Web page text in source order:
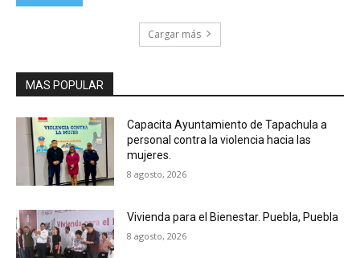
Cargar más
MAS POPULAR
Capacita Ayuntamiento de Tapachula a
personal contra la violencia hacia las
mujeres.
8 agosto, 2026
Vivienda para el Bienestar. Puebla, Puebla
8 agosto, 2026